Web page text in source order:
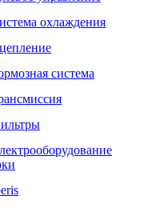
охлаждения
система